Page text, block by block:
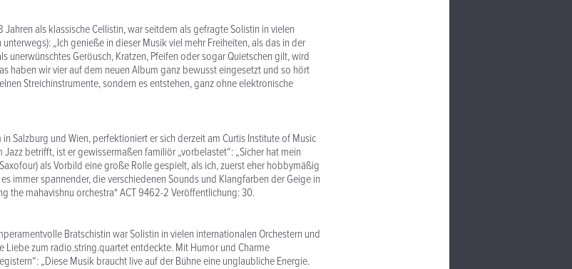
als klassische Cellistin, war seitdem als gefragte Solistin in vielen
„Ich genieße in dieser Musik viel mehr Freiheiten, als das in der
unerwünschtes Geröusch, Kratzen, Pfeifen oder sogar Quietschen gilt, wird
haben wir vier auf dem neuen Album ganz bewusst eingesetzt und so hört
Streichinstrumente, sondern es entstehen, ganz ohne elektronische
Salzburg und Wien, perfektioniert er sich derzeit am Curtis Institute of Music
Jazz betrifft, ist er gewissermaßen familiör „vorbelastet“: „Sicher hat mein
als Vorbild eine große Rolle gespielt, als ich, zuerst eher hobbymäßig
immer spannender, die verschiedenen Sounds und Klangfarben der Geige in
the mahavishnu orchestra* ACT 9462-2 Veröffentlichung: 30.
Bratschistin war Solistin in vielen internationalen Orchestern und
Liebe zum radio.string.quartet entdeckte. Mit Humor und Charme
„Diese Musik braucht live auf der Bühne eine unglaubliche Energie.